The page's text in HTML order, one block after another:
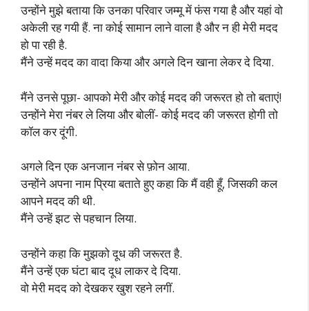
उन्होंने मुझे बताया कि उनका परिवार जम्मू में फंस गया है और यहां वो
अकेली रह गयी हैं. ना कोई सामान लाने वाला है और न ही मेरी मदद
हो पा रही है.
मैंने उन्हें मदद का वादा किया और अगले दिन खाना लेकर दे दिया.
मैंने उनसे पूछा- आपको मेरी और कोई मदद की जरूरत हो तो बताएं!
उन्होंने मेरा नंबर ले लिया और बोलीं- कोई मदद की जरूरत होगी तो
कॉल कर दूंगी.
अगले दिन एक अनजान नंबर से फ़ोन आया.
उन्होंने अपना नाम प्रिया बताते हुए कहा कि मैं वही हूँ, जिसकी कल
आपने मदद की थी.
मैंने उन्हें झट से पहचान लिया.
उन्होंने कहा कि मुझको दूध की जरूरत है.
मैंने उन्हें एक घंटा बाद दूध लाकर दे दिया.
वो मेरी मदद को देखकर खुश रहने लगीं.